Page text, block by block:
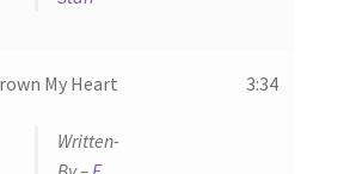
My Heart
Written-
3:34